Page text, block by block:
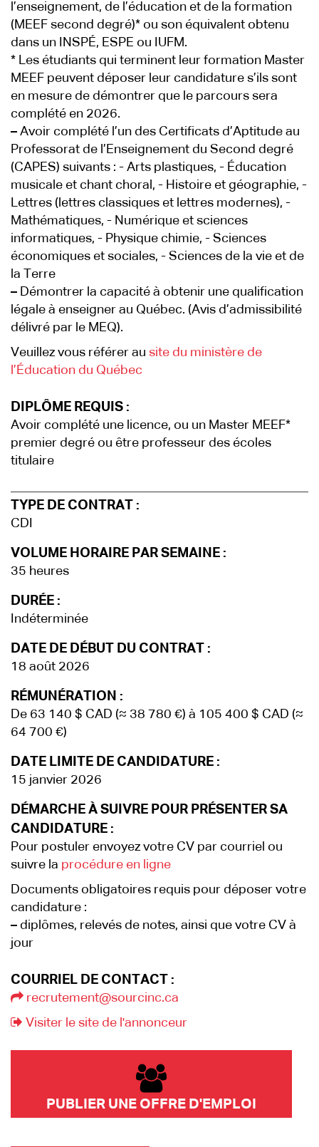
l’enseignement, de l’éducation et de la formation
(MEEF second degré)* ou son équivalent obtenu
dans un INSPÉ, ESPE ou IUFM.
* Les étudiants qui terminent leur formation Master
MEEF peuvent déposer leur candidature s’ils sont
en mesure de démontrer que le parcours sera
complété en 2026.
– Avoir complété l’un des Certificats d’Aptitude au
Professorat de l’Enseignement du Second degré
(CAPES) suivants : - Arts plastiques, - Éducation
musicale et chant choral, - Histoire et géographie, -
Lettres (lettres classiques et lettres modernes), -
Mathématiques, - Numérique et sciences
informatiques, - Physique chimie, - Sciences
économiques et sociales, - Sciences de la vie et de
la Terre
– Démontrer la capacité à obtenir une qualification
légale à enseigner au Québec. (Avis d’admissibilité
délivré par le MEQ).
Veuillez vous référer au site du ministère de
l’Éducation du Québec
DIPLÔME REQUIS :
Avoir complété une licence, ou un Master MEEF*
premier degré ou être professeur des écoles
titulaire
TYPE DE CONTRAT :
CDI
VOLUME HORAIRE PAR SEMAINE :
35 heures
DURÉE :
Indéterminée
DATE DE DÉBUT DU CONTRAT :
18 août 2026
RÉMUNÉRATION :
De 63 140 $ CAD (≈ 38 780 €) à 105 400 $ CAD (≈
64 700 €)
DATE LIMITE DE CANDIDATURE :
15 janvier 2026
DÉMARCHE À SUIVRE POUR PRÉSENTER SA
CANDIDATURE :
Pour postuler envoyez votre CV par courriel ou
suivre la procédure en ligne
Documents obligatoires requis pour déposer votre
candidature :
– diplômes, relevés de notes, ainsi que votre CV à
jour
COURRIEL DE CONTACT :
recrutement@sourcinc.ca
Visiter le site de l'annonceur
PUBLIER UNE OFFRE D'EMPLOI